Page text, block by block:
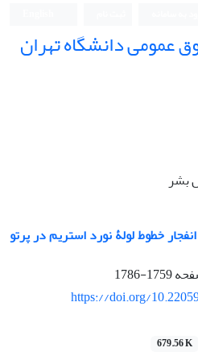
عمومی دانشگاه تهران
بشر
خطوط لولۀ نورد ‌استریم در پرتو
1759-1786
https://doi.org/
679.56 K